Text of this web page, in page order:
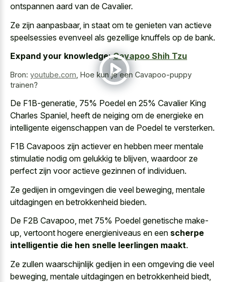
ontspannen aard van de Cavalier.
Ze zijn aanpasbaar, in staat om te genieten van actieve
speelsessies evenveel als gezellige knuffels op de bank.
Expand your knowledge: Cavapoo Shih Tzu
Bron: youtube.com Hoe kun je een Cavapoo-puppy
trainen?
De F1B-generatie, 75% Poedel en 25% Cavalier King
Charles Spaniel, heeft de neiging om de energieke en
intelligente eigenschappen van de Poedel te versterken.
F1B Cavapoos zijn actiever en hebben meer mentale
stimulatie nodig om gelukkig te blijven, waardoor ze
perfect zijn voor actieve gezinnen of individuen.
Ze gedijen in omgevingen die veel beweging, mentale
uitdagingen en betrokkenheid bieden.
De F2B Cavapoo, met 75% Poedel genetische make-
up, vertoont hogere energieniveaus en een scherpe
intelligentie die hen snelle leerlingen maakt.
Ze zullen waarschijnlijk gedijen in een omgeving die veel
beweging, mentale uitdagingen en betrokkenheid biedt,